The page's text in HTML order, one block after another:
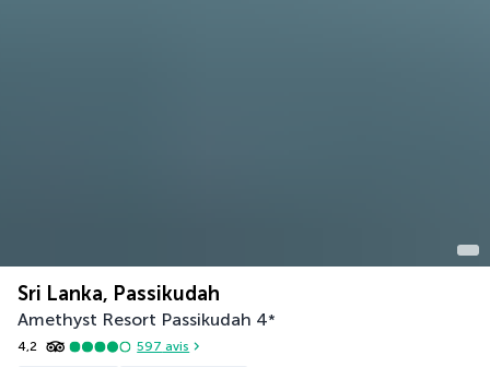
Sri Lanka, Passikudah
Amethyst Resort Passikudah 4*
4,2 597 avis